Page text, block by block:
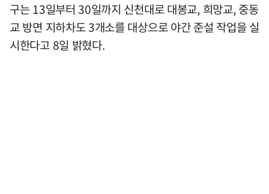
구는 13일부터 30일까지 신천대로 대봉교, 희망교, 중동
교 방면 지하차도 3개소를 대상으로 야간 준설 작업을 실
시한다고 8일 밝혔다.